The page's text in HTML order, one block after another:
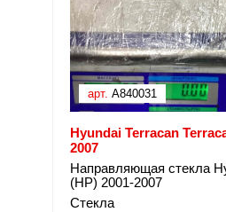
арт. A840031
Hyundai Terracan
2007
Направляющая стекла
(HP) 2001-2007
Стекла